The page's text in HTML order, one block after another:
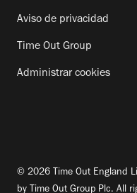
Aviso de privacidad
Time Out Group
Administrar cookies
© 2026 Time Out England
by Time Out Group Plc. All